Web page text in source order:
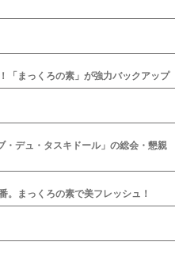
まっくろの素」が強力バックアップ
・デュ・タスキドール」の総会・懇親
まっくろの素で美フレッシュ！